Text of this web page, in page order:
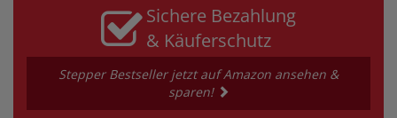
Sichere Bezahlung
& Käuferschutz
Stepper Bestseller jetzt auf Amazon ansehen &
sparen!